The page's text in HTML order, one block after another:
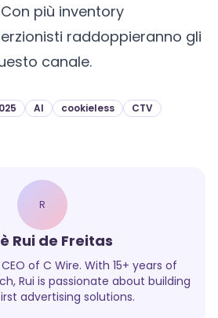
più inventory
raddoppieranno gli
canale.
AI cookieless CTV
R
Rui de Freitas
of C Wire. With 15+ years of
Rui is passionate about building
advertising solutions.